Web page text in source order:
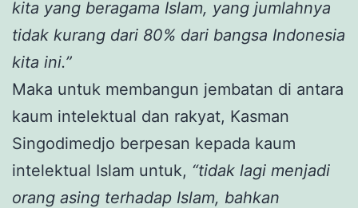
kita yang beragama Islam, yang jumlahnya
tidak kurang dari 80% dari bangsa Indonesia
kita ini.”
Maka untuk membangun jembatan di antara
kaum intelektual dan rakyat, Kasman
Singodimedjo berpesan kepada kaum
intelektual Islam untuk, “tidak lagi menjadi
orang asing terhadap Islam, bahkan